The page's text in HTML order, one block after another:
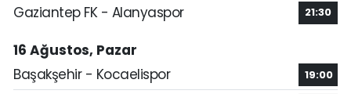
Gaziantep FK - Alanyaspor 21:30
16 Ağustos, Pazar
Başakşehir - Kocaelispor
19:00